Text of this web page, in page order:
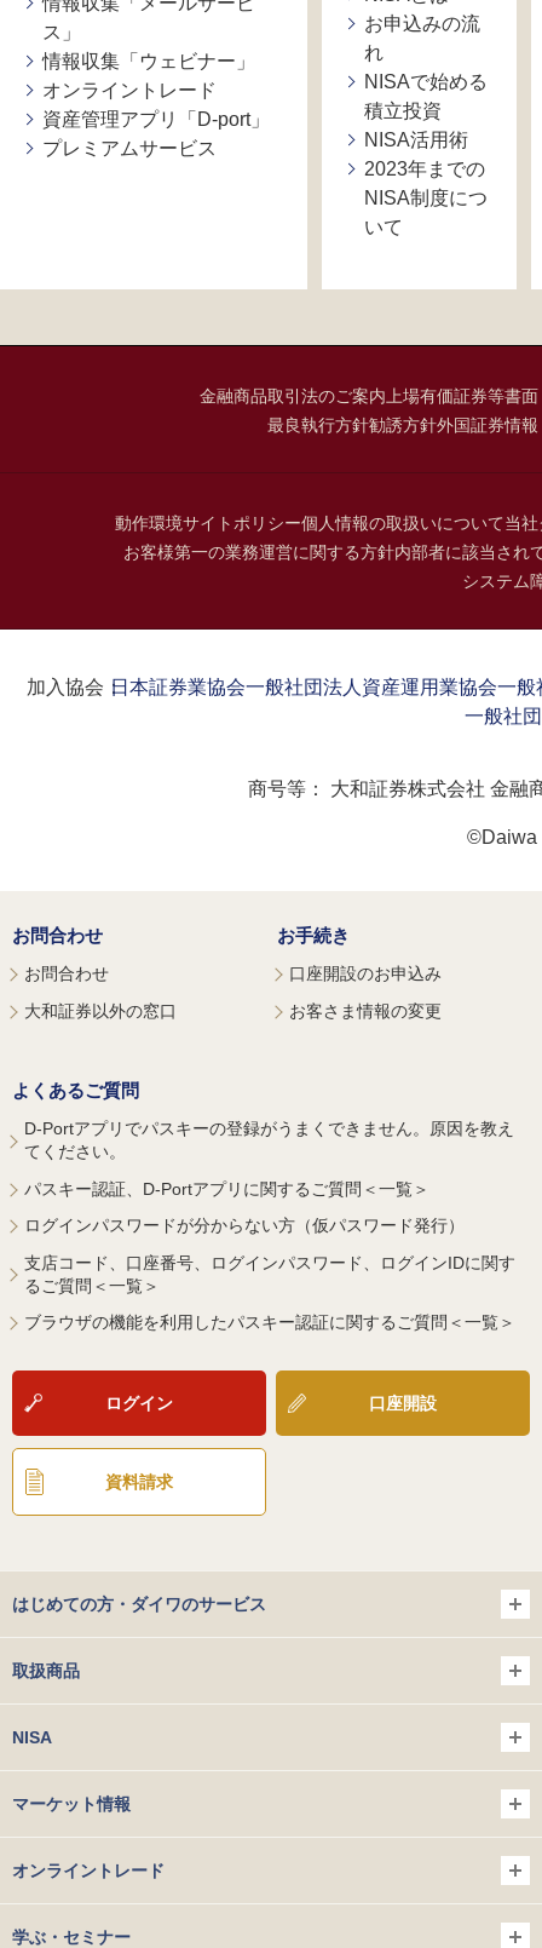
ス」
情報収集「ウェビナー」
オンライントレード
資産管理アプリ「D-port」
プレミアムサービス
お申込みの流
れ
NISAで始める
積立投資
NISA活用術
2023年までの
NISA制度につ
いて
金融商品取引法のご案内 上場有価証券等書
最良執行方針勧誘方針外国証券情
動作環境サイトポリシー個人情報の取扱いについて当
お客様第一の業務運営に関する方針内部者に該当され
システム
加入協会：日本証券業協会一般社団法人資産運用業協会一般
一般社
商号等： 大和証券株式会社 金融
©Daiwa
お問合わせ
お問合わせ
大和証券以外の窓口
お手続き
口座開設のお申込み
お客さま情報の変更
よくあるご質問
D-Portアプリでパスキーの登録がうまくできません。原因を教え
てください。
パスキー認証、D-Portアプリに関するご質問＜一覧＞
ログインパスワードが分からない方（仮パスワード発行）
支店コード、口座番号、ログインパスワード、ログインIDに関す
るご質問＜一覧＞
ブラウザの機能を利用したパスキー認証に関するご質問＜一覧＞
ログイン 口座開設
資料請求
はじめての方・ダイワのサービス
取扱商品
NISA
マーケット情報
オンライントレード
学ぶ・セミナー